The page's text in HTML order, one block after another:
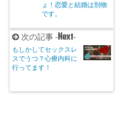
ょ！恋愛と結婚は別物
です。
次の記事 -Next-
もしかしてセックスレ
スでうつ？心療内科に
行ってます！